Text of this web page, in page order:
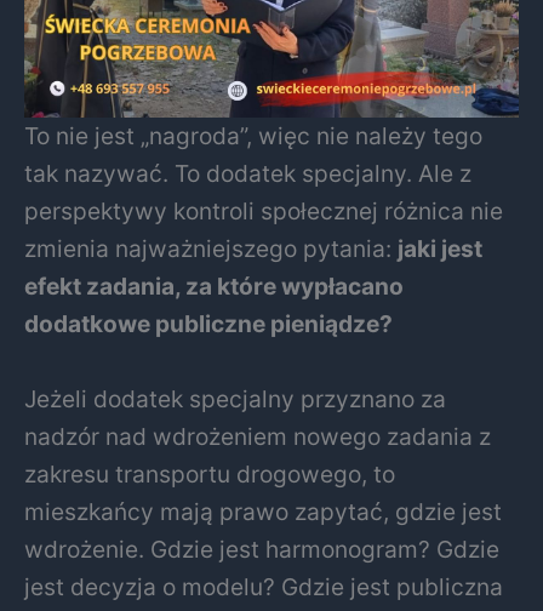
To nie jest „nagroda”, więc nie należy tego
tak nazywać. To dodatek specjalny. Ale z
perspektywy kontroli społecznej różnica nie
zmienia najważniejszego pytania: jaki jest
efekt zadania, za które wypłacano
dodatkowe publiczne pieniądze?
Jeżeli dodatek specjalny przyznano za
nadzór nad wdrożeniem nowego zadania z
zakresu transportu drogowego, to
mieszkańcy mają prawo zapytać, gdzie jest
wdrożenie. Gdzie jest harmonogram? Gdzie
jest decyzja o modelu? Gdzie jest publiczna